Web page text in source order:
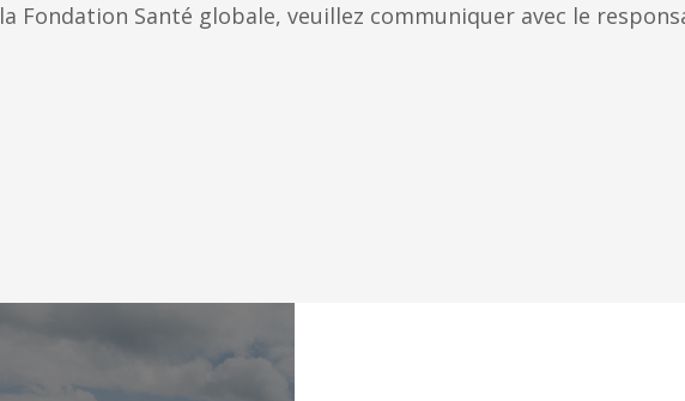
Fondation Santé globale, veuillez communiquer avec le